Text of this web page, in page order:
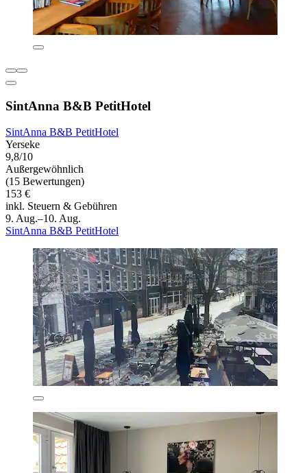
SintAnna B&B PetitHotel
SintAnna B&B PetitHotel
Yerseke
9,8/10
Außergewöhnlich
(15 Bewertungen)
153 €
inkl. Steuern & Gebühren
9. Aug.–10. Aug.
SintAnna B&B PetitHotel